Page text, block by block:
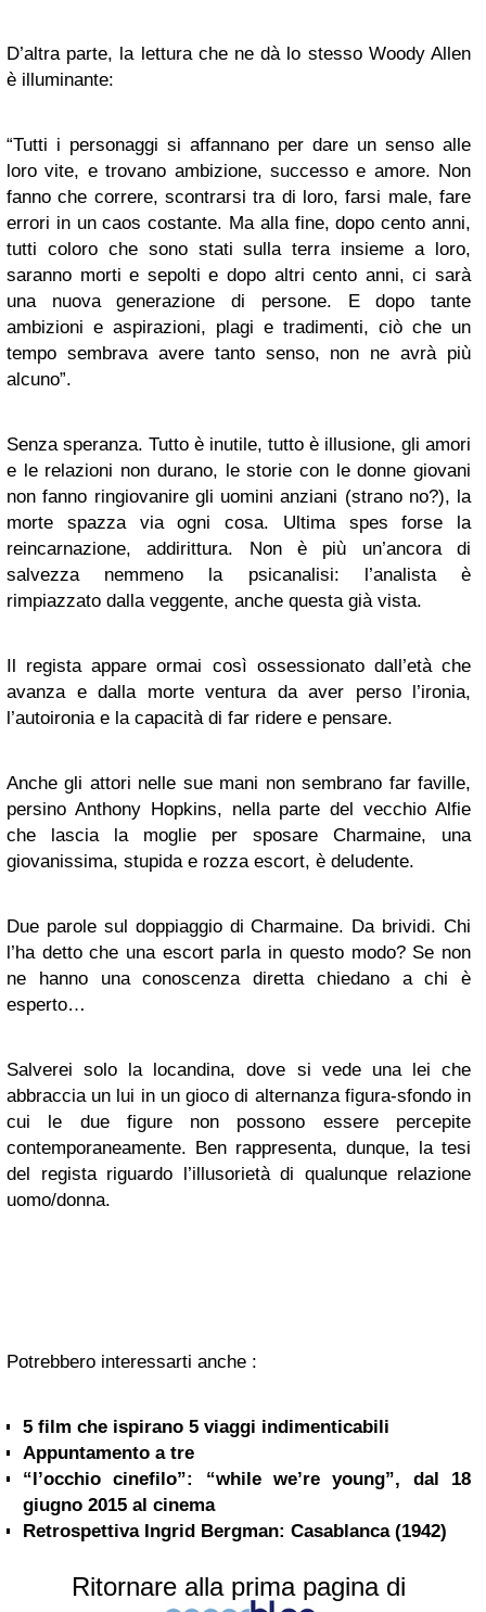
D’altra parte, la lettura che ne dà lo stesso Woody Allen
è illuminante:
“Tutti i personaggi si affannano per dare un senso alle
loro vite, e trovano ambizione, successo e amore. Non
fanno che correre, scontrarsi tra di loro, farsi male, fare
errori in un caos costante. Ma alla fine, dopo cento anni,
tutti coloro che sono stati sulla terra insieme a loro,
saranno morti e sepolti e dopo altri cento anni, ci sarà
una nuova generazione di persone. E dopo tante
ambizioni e aspirazioni, plagi e tradimenti, ciò che un
tempo sembrava avere tanto senso, non ne avrà più
alcuno”.
Senza speranza. Tutto è inutile, tutto è illusione, gli amori
e le relazioni non durano, le storie con le donne giovani
non fanno ringiovanire gli uomini anziani (strano no?), la
morte spazza via ogni cosa. Ultima spes forse la
reincarnazione, addirittura. Non è più un’ancora di
salvezza nemmeno la psicanalisi: l’analista è
rimpiazzato dalla veggente, anche questa già vista.
Il regista appare ormai così ossessionato dall’età che
avanza e dalla morte ventura da aver perso l’ironia,
l’autoironia e la capacità di far ridere e pensare.
Anche gli attori nelle sue mani non sembrano far faville,
persino Anthony Hopkins, nella parte del vecchio Alfie
che lascia la moglie per sposare Charmaine, una
giovanissima, stupida e rozza escort, è deludente.
Due parole sul doppiaggio di Charmaine. Da brividi. Chi
l’ha detto che una escort parla in questo modo? Se non
ne hanno una conoscenza diretta chiedano a chi è
esperto…
Salverei solo la locandina, dove si vede una lei che
abbraccia un lui in un gioco di alternanza figura-sfondo in
cui le due figure non possono essere percepite
contemporaneamente. Ben rappresenta, dunque, la tesi
del regista riguardo l’illusorietà di qualunque relazione
uomo/donna.
Potrebbero interessarti anche :
5 film che ispirano 5 viaggi indimenticabili
Appuntamento a tre
“l’occhio cinefilo”: “while we’re young”, dal 18
giugno 2015 al cinema
Retrospettiva Ingrid Bergman: Casablanca (1942)
Ritornare alla prima pagina di